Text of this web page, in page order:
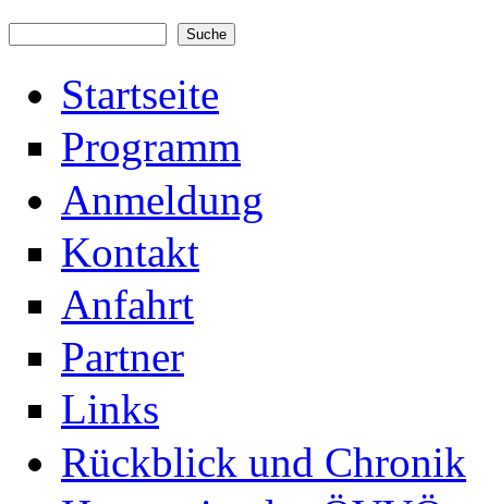
Startseite
Programm
Anmeldung
Kontakt
Anfahrt
Partner
Links
Rückblick und Chronik